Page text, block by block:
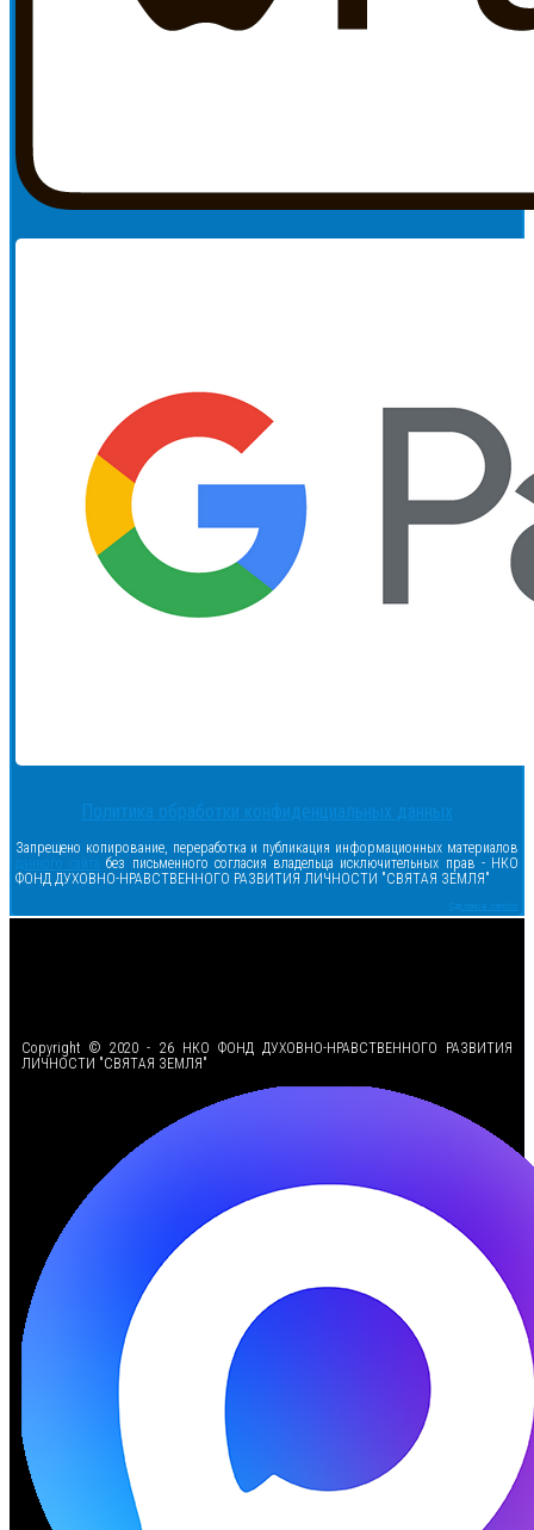
Политика обработки конфиденциальных данных
Запрещено копирование, переработка и публикация информационных материалов
данного сайта без письменного согласия владельца исключительных прав - НКО
ФОНД ДУХОВНО-НРАВСТВЕННОГО РАЗВИТИЯ ЛИЧНОСТИ "СВЯТАЯ ЗЕМЛЯ"
Сделано в samsite
Copyright © 2020 - 26 НКО ФОНД ДУХОВНО-НРАВСТВЕННОГО РАЗВИТИЯ
ЛИЧНОСТИ "СВЯТАЯ ЗЕМЛЯ"